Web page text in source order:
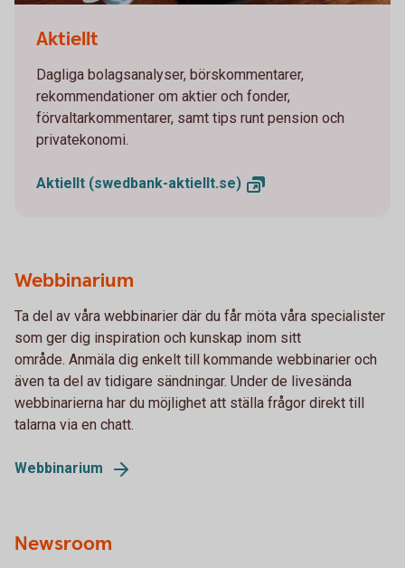
Aktiellt
Dagliga bolagsanalyser, börskommentarer,
rekommendationer om aktier och fonder,
förvaltarkommentarer, samt tips runt pension och
privatekonomi.
Aktiellt (swedbank-aktiellt.se)
Webbinarium
Ta del av våra webbinarier där du får möta våra specialister
som ger dig inspiration och kunskap inom sitt
område. Anmäla dig enkelt till kommande webbinarier och
även ta del av tidigare sändningar. Under de livesända
webbinarierna har du möjlighet att ställa frågor direkt till
talarna via en chatt.
Webbinarium
Newsroom